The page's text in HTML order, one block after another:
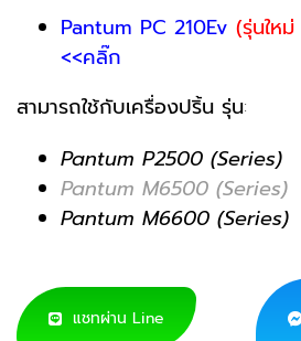
Pantum PC 210Ev (รุ่นใหม่
<<คลิ๊ก
สามารถใช้กับเครื่องปริ้น รุ่น:
Pantum P2500 (Series)
Pantum M6500 (Series)
Pantum M6600 (Series)
แชทผ่าน Line